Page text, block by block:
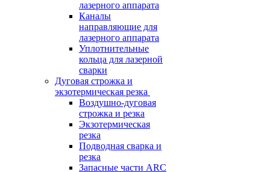
лазерного аппарата
Каналы
направляющие для
лазерного аппарата
Уплотнительные
кольца для лазерной
сварки
Дуговая строжка и
экзотермическая резка
Воздушно-дуговая
строжка и резка
Экзотермическая
резка
Подводная сварка и
резка
Запасные части ARC